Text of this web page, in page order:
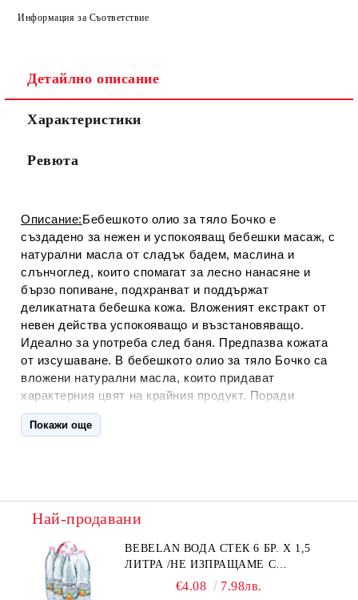
Съгласен съм сПолитиката за лични данни
Ние ще се свържем с вас в рамките на работния ден.
Информация за Съответствие
Детайлно описание
Характеристики
Ревюта
Описание:Бебешкото олио за тяло Бочко е
създадено за нежен и успокояващ бебешки масаж, с
натурални масла от сладък бадем, маслина и
слънчоглед, които спомагат за лесно нанасяне и
бързо попиване, подхранват и поддържат
деликатната бебешка кожа. Вложеният екстракт от
невен действа успокояващо и възстановяващо.
Идеално за употреба след баня. Предпазва кожата
от изсушаване. В бебешкото олио за тяло Бочко са
вложени натурални масла, които придават
характерния цвят на крайния продукт. Поради
естествения произход на съставките е възможно
лека промяна на цвета във времето или при
върху дланта си и леко затоплете с ръце. Нанесете
с нежни масажни движения върху подсушена кожа.
кръвообращението и обмяната на веществата в
клетките. Не забравяйте да се усмихвате и да
говорите на бебето, докато то се наслаждава на
Покажи още
Най-продавани
BEBELAN ВОДА СТЕК 6 БР. Х 1,5
ЛИТРА /НЕ ИЗПРАЩАМЕ С
€4.08 7.98лв.